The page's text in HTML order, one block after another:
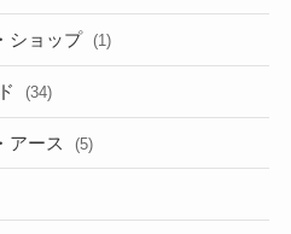
ショップ (1)
(34)
アース (5)